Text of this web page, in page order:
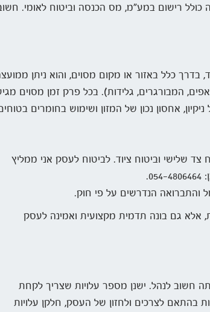
רישום במע"מ, מס הכנסה וביטוח לאומי.
בדרך כלל באזור או מקום מסוים, והוא ניתן
המבורגרים, גלידות). בכל פרק זמן מסוים
אחסון נכון של המזון ושימוש בחומרים
שלישי וביטוח ציוד. לביטוח לעסק אני ממליץ
והתברואה הנדרשים על פי חוק.
אלא גם בונה תדמית מקצועית ואמינה לעסק
חשוב לנהל. ישנן מספר עלויות שצריך לקחת
בהתאם לצרכים ולחזון של העסק, חלקן עלויות